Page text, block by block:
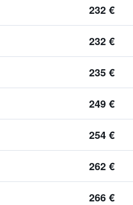
232 €
232 €
235 €
249 €
254 €
262 €
266 €